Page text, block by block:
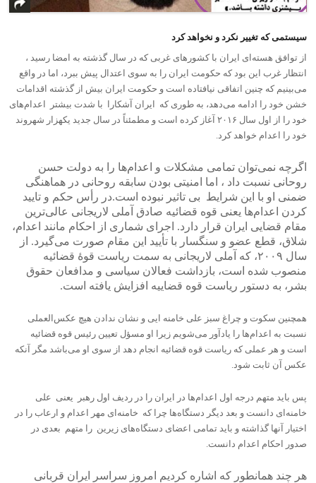
سیستمی که تغییر نکرد و نخواهد کرد
از توافق هسته‌ای ایران با کشورهای غربی که در سال گذشته به امضا رسید ،
انتظار غرب این بود که حکومت ایران را به سوی اعتدال پیش ببرد، اما در واقع
می‌بینیم که چنین اتفاقی نیافتاده است و حکومت ایران بیش از گذشته اقدامات
خشن خود را ادامه می‌دهد، به طوری که ایران آشکارا با شدت بیشتر اعدام‌های
خود را از اول سال ۲۰۱۶ آغاز کرده است و مطمئناً در سال جدید یکهزار شهروند
خود را اعدام خواهد کرد.
اگرچه نمی‌توان تمامی مشکلات و اعدام‌ها را به دولت حسن
روحانی نسبت داد ، اما امنیتی بودن سابقه روحانی در هماهنگی
ضمنی او با این شرایط بی تاثیر نبوده است.در رأس حکم و تایید
کردن اعدام‌ها یعنی قوه قضائیه صادق آملی لاریجانی عالی‌ترین
مقام قضایی ایران قرار دارد. اجرای شماری از احکام مانند اعدام،
شلاق، قطع عضو و سنگسار با تأیید این مقام صورت می‌گیرد. از
سال ۲۰۰۹، که آملی لاریجانی به سمت ریاست قوهٔ قضائیه
منصوب شده‌ است، بازداشت فعالان سیاسی و مدافعان حقوق
بشر، به دستور ریاست قوه قضاییه افزایش یافته است.
همچنین سکوت و چراغ سبز علی خامنه ایی و نشان ندادن هیچ عکس‌العملی
نسبت به اعدام‌ها را یادآور می‌شویم زیرا او مسؤل تعیین رئیس قوه قضائیه
است و هر عملی که ریاست قوه قضائیه انجام دهد از سوی او می‌باشد مگر آنکه
عکس آن ثابت شود.
پس باید متهم درجه اول اعدام‌ها در ایران را در ردیف اول رهبر یعنی علی
خامنه‌ای دانست و بعد دیگر دستگاه‌ها چرا که خامنه‌ای مهر اعدام و ارعاب را در
اختیار آنها گذاشته و باید تمامی اعضای دستگاه‌های زیرین را متهم بعدی در
صدور احکام اعدام دانست.
هر چند همانطور که اشاره کردیم امروز سراسر ایران قربانی